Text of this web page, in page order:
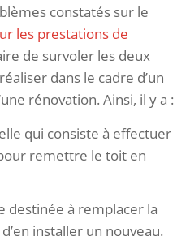
constatés sur le
les prestations de
de survoler les deux
dans le cadre d’un
rénovation. Ainsi, il y a :
qui consiste à effectuer
remettre le toit en
destinée à remplacer la
installer un nouveau.